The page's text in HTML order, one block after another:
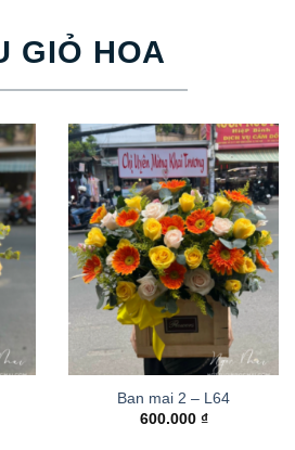
GIỎ HOA
Ban mai 2 – L64
600.000 ₫